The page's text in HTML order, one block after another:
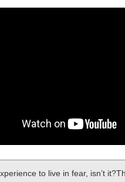
to live in fear, isn’t